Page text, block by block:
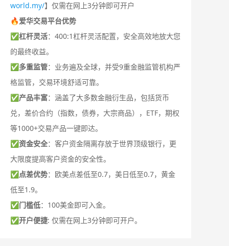
world.my/】仅需在网上3分钟即可开户
🔥爱华交易平台优势
✅杠杆灵活：400:1杠杆灵活配置，安全高效地放大您
的最终收益。
✅多重监管：业务遍及全球，并受9重金融监管机构严
格监管，交易环境舒适可靠。
✅产品丰富：涵盖了大多数金融衍生品，包括货币
兑，差价合约（指数，债券，大宗商品），ETF，期权
等1000+交易产品一键即达。
✅资金安全：客户资金隔离存放于世界顶级银行，更
大限度提高客户资金的安全性。
✅点差优势：欧美点差低至0.7，美日低至0.7，黄金
低至1.9。
✅门槛低：100美金即可入金。
✅开户便捷: 仅需在网上3分钟即可开户。